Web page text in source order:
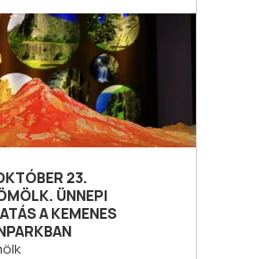
23.
ÜNNEPI
A KEMENES